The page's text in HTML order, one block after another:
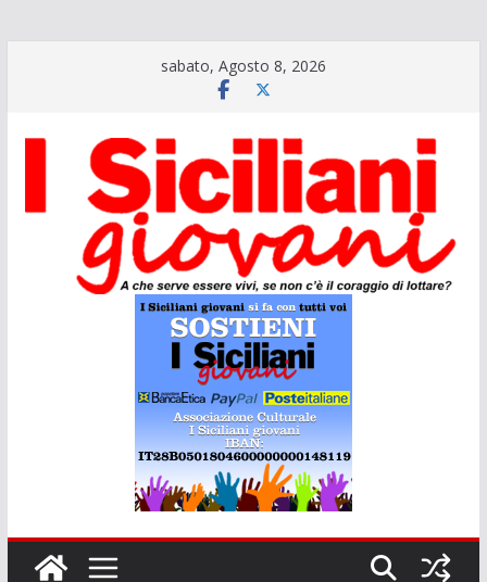
sabato, Agosto 8, 2026